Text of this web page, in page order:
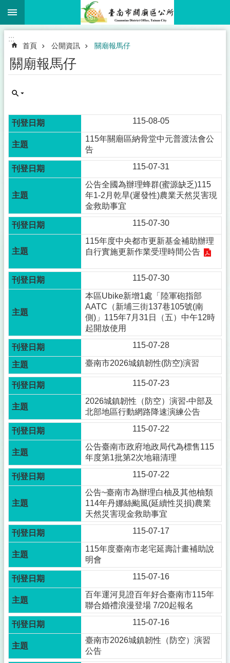
跳到主要內容區塊
:::
首頁 公開資訊 關廟報馬仔
關廟報馬仔
115-08-05
115年關廟區納骨堂中元普渡法會公
告
115-07-31
公告全國為辦理蜂群(蜜源缺乏)115
年1-2月乾旱(遲發性)農業天然災害現
金救助事宜
115-07-30
115年度中央都市更新基金補助辦理
自行實施更新作業受理時間公告
115-07-30
本區Ubike新增1處「陸軍砲指部
AATC（新埔三街137巷105號(南
側)」115年7月31日（五）中午12時
起開放使用
115-07-28
臺南市2026城鎮韌性(防空)演習
115-07-23
2026城鎮韌性（防空）演習-中部及
北部地區行動網路降速演練公告
115-07-22
公告臺南市政府地政局代為標售115
年度第1批第2次地籍清理
115-07-22
公告~臺南市為辦理白柚及其他柚類
114年丹娜絲颱風(延續性災損)農業
天然災害現金救助事宜
115-07-17
115年度臺南市老宅延壽計畫補助說
明會
115-07-16
百年運河見證百年好合臺南市115年
聯合婚禮浪漫登場 7/20起報名
115-07-16
臺南市2026城鎮韌性（防空）演習
公告